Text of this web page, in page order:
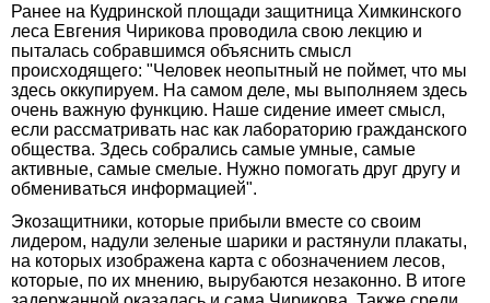
Ранее на Кудринской площади защитница Химкинского
леса Евгения Чирикова проводила свою лекцию и
пыталась собравшимся объяснить смысл
происходящего: "Человек неопытный не поймет, что мы
здесь оккупируем. На самом деле, мы выполняем здесь
очень важную функцию. Наше сидение имеет смысл,
если рассматривать нас как лабораторию гражданского
общества. Здесь собрались самые умные, самые
активные, самые смелые. Нужно помогать друг другу и
обмениваться информацией".
Экозащитники, которые прибыли вместе со своим
лидером, надули зеленые шарики и растянули плакаты,
на которых изображена карта с обозначением лесов,
которые, по их мнению, вырубаются незаконно. В итоге